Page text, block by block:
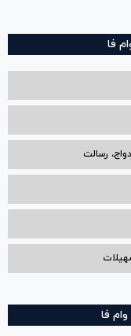
فا
رسالت
فا